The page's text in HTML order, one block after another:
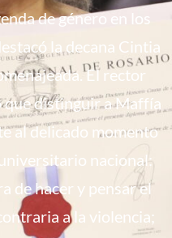
de género en los
la decana Cintia
El rector
distinguir a Maffía
al delicado momento
nacional:
de hacer y pensar el
a la violencia;